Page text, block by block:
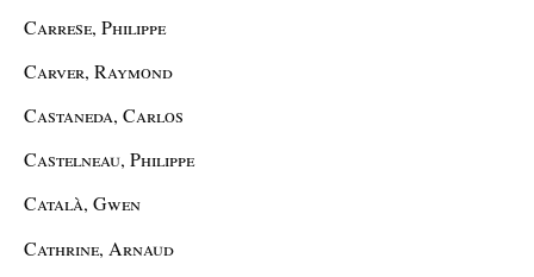
Carrese, Philippe
Carver, Raymond
Castaneda, Carlos
Castelneau, Philippe
Català, Gwen
Cathrine, Arnaud